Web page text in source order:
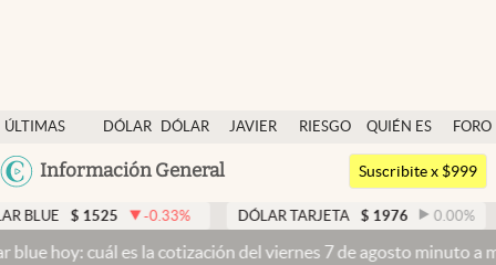
ÚLTIMAS
NOTICIAS
DÓLAR
DÓLAR
JAVIER
RIESGO
QUIÉN ES
QUIÉN
FORO
Argentina
México
Información General
Dólar
Members
Economía y Política
Finanzas y Mercados
Suscribite x $999
-0.33% DÓLAR TARJETA $ 1976 0.00% DÓLAR
es la cotización del viernes 7 de agosto minuto a minutoDólar